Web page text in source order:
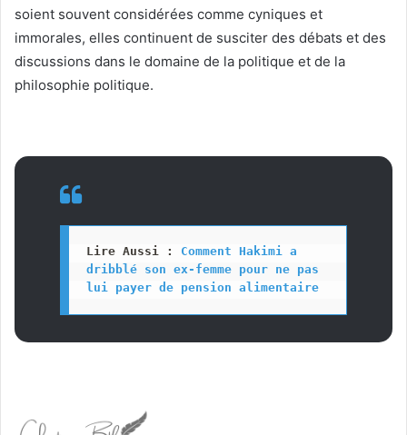
soient souvent considérées comme cyniques et
immorales, elles continuent de susciter des débats et des
discussions dans le domaine de la politique et de la
philosophie politique.
Lire Aussi : Comment Hakimi a
dribblé son ex-femme pour ne pas
lui payer de pension alimentaire